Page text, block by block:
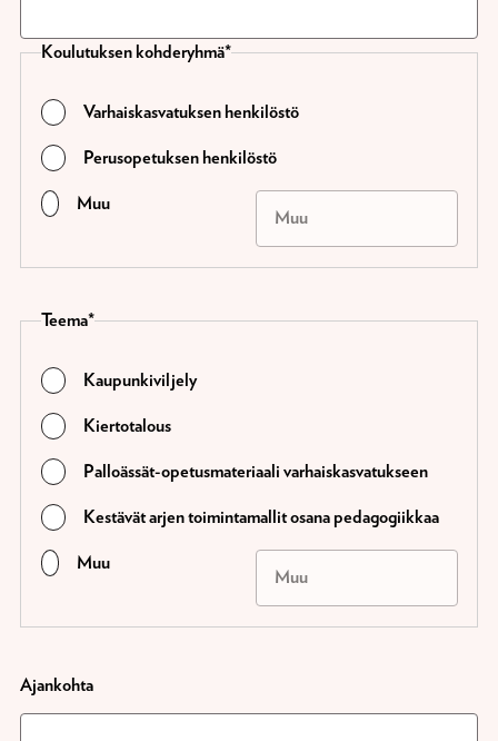
Koulutuksen kohderyhmä
Varhaiskasvatuksen henkilöstö
Perusopetuksen henkilöstö
Muu
Teema
Kaupunkiviljely
Kiertotalous
Palloässät-opetusmateriaali varhaiskasvatukseen
Kestävät arjen toimintamallit osana pedagogiikkaa
Muu
Ajankohta